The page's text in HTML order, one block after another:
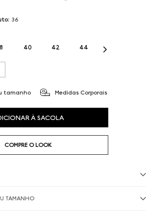
: 36
40 42 44
tamanho Medidas Corporais
À SACOLA
COMPRE O LOOK
TAMANHO